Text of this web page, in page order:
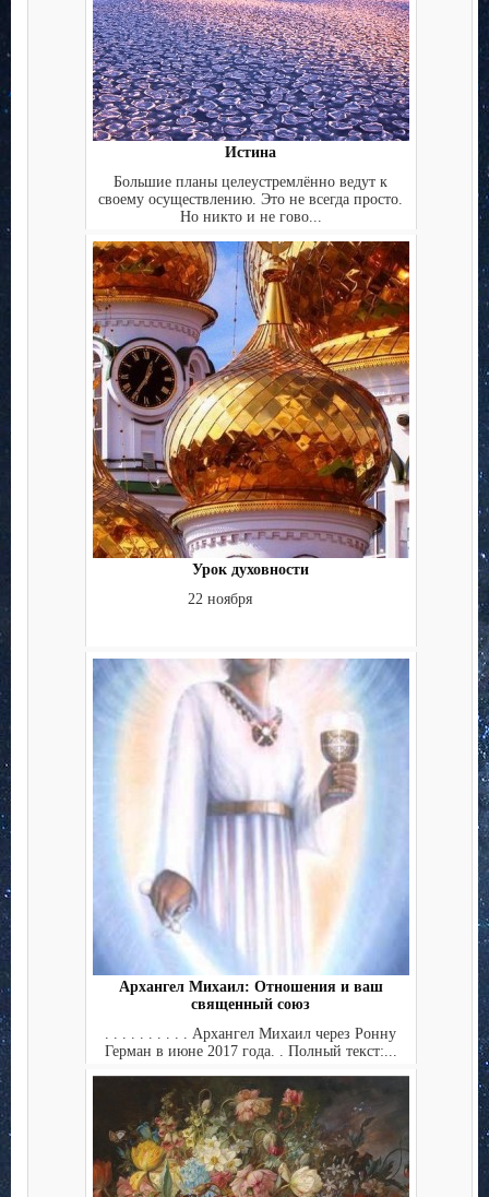
Истина
Большие планы целеустремлённо ведут к
своему осуществлению. Это не всегда просто.
Но никто и не гово...
Урок духовности
22 ноября
Архангел Михаил: Отношения и ваш
священный союз
. . . . . . . . . . Архангел Михаил через Ронну
Герман в июне 2017 года. . Полный текст:...